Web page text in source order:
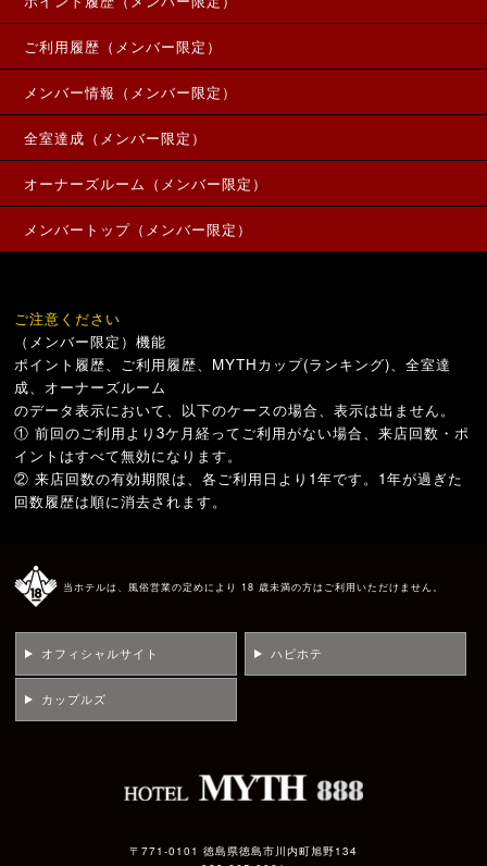
ご利用履歴（メンバー限定）
メンバー情報（メンバー限定）
全室達成（メンバー限定）
オーナーズルーム（メンバー限定）
メンバートップ（メンバー限定）
ご注意ください
（メンバー限定）機能
ポイント履歴、ご利用履歴、MYTHカップ(ランキング)、全室達
成、オーナーズルーム
のデータ表示において、以下のケースの場合、表示は出ません。
① 前回のご利用より3ケ月経ってご利用がない場合、来店回数・ポ
イントはすべて無効になります。
② 来店回数の有効期限は、各ご利用日より1年です。1年が過ぎた
回数履歴は順に消去されます。
当ホテルは、風俗営業の定めにより 18 歳未満の方はご利用いただけません。
オフィシャルサイト ハピホテ
カップルズ
〒771-0101 徳島県徳島市川内町旭野134